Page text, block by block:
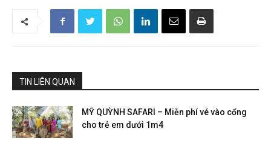
TIN LIÊN QUAN
MỸ QUỲNH SAFARI – Miễn phí vé vào cổng
cho trẻ em dưới 1m4